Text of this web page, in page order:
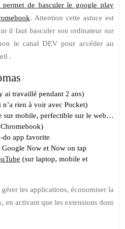
de basculer le google play
. Attention cette astuce est
il faut basculer son ordinateur sur
le canal DEV pour accéder au
.
ai travaillé pendant 2 ans)
n’a rien à voir avec Pocket)
sur mobile, perfectible sur le web…
do app favorite
Now et Now on tap
(sur laptop, mobile et
les applications, économiser la
en activant que les extensions dont